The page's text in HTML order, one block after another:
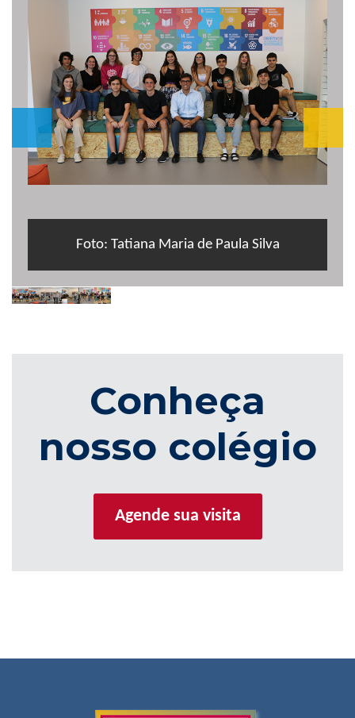
Foto: Tatiana Maria de Paula Silva
Conheça
nosso colégio
Agende sua visita